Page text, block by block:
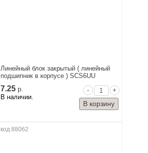
Линейный блок закрытый ( линейный
подшипник в корпусе ) SCS6UU
7.25р.
В наличии.
- +
код 88062